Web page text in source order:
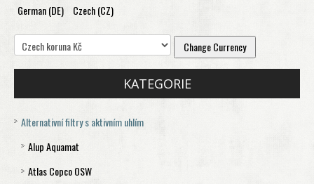
ABOUT US
E-SHOP
German (DE) Czech (CZ)
KATEGORIE
Alternativní filtry s aktivním uhlím
Alup Aquamat
Aquamat 120
Atlas Copco OSW